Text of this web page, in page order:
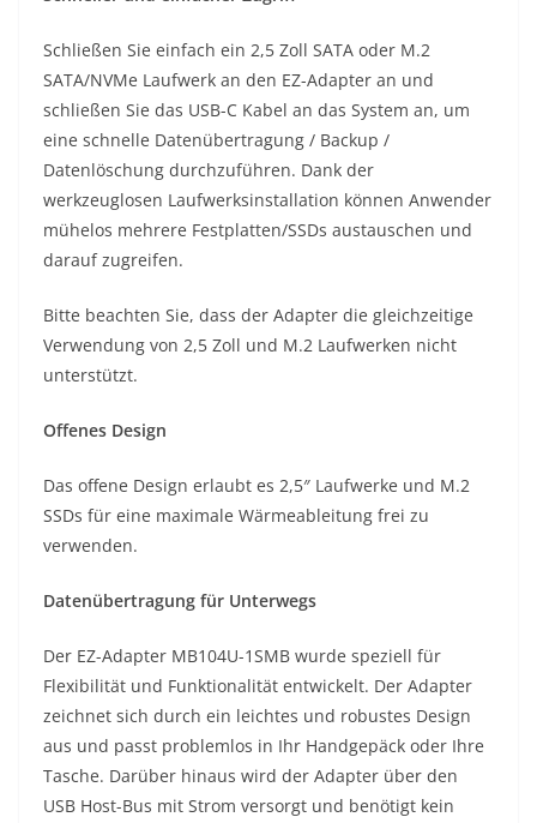
Schließen Sie einfach ein 2,5 Zoll SATA oder M.2
SATA/NVMe Laufwerk an den EZ-Adapter an und
schließen Sie das USB-C Kabel an das System an, um
eine schnelle Datenübertragung / Backup /
Datenlöschung durchzuführen. Dank der
werkzeuglosen Laufwerksinstallation können Anwender
mühelos mehrere Festplatten/SSDs austauschen und
darauf zugreifen.
Bitte beachten Sie, dass der Adapter die gleichzeitige
Verwendung von 2,5 Zoll und M.2 Laufwerken nicht
unterstützt.
Offenes Design
Das offene Design erlaubt es 2,5″ Laufwerke und M.2
SSDs für eine maximale Wärmeableitung frei zu
verwenden.
Datenübertragung für Unterwegs
Der EZ-Adapter MB104U-1SMB wurde speziell für
Flexibilität und Funktionalität entwickelt. Der Adapter
zeichnet sich durch ein leichtes und robustes Design
aus und passt problemlos in Ihr Handgepäck oder Ihre
Tasche. Darüber hinaus wird der Adapter über den
USB Host-Bus mit Strom versorgt und benötigt kein